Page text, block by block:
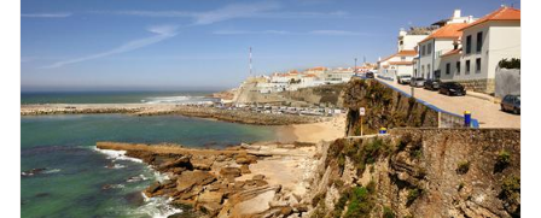
vous garantiront de merveilleuses vacances !